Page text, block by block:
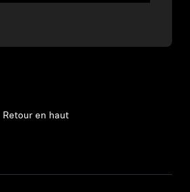
Retour en haut